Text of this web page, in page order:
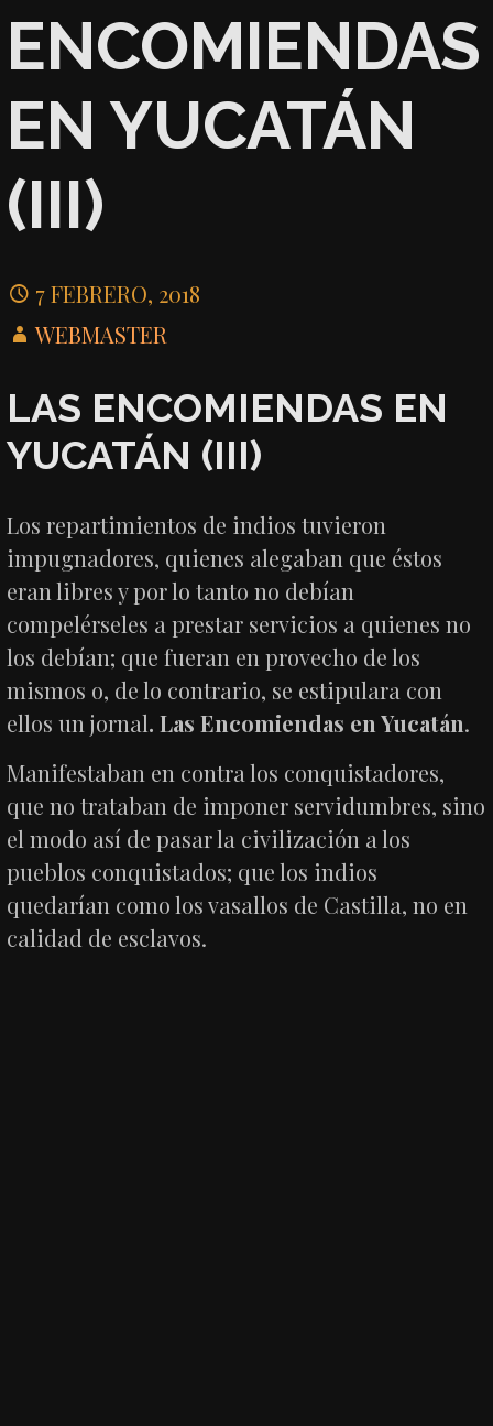
ENCOMIENDAS
EN YUCATÁN
(III)
7 FEBRERO, 2018
WEBMASTER
LAS ENCOMIENDAS EN
YUCATÁN (III)
Los repartimientos de indios tuvieron
impugnadores, quienes alegaban que éstos
eran libres y por lo tanto no debían
compelérseles a prestar servicios a quienes no
los debían; que fueran en provecho de los
mismos o, de lo contrario, se estipulara con
ellos un jornal. Las Encomiendas en Yucatán.
Manifestaban en contra los conquistadores,
que no trataban de imponer servidumbres, sino
el modo así de pasar la civilización a los
pueblos conquistados; que los indios
quedarían como los vasallos de Castilla, no en
calidad de esclavos.